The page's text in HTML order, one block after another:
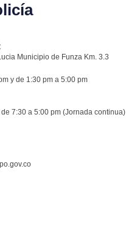
Municipio de Funza Km. 3.3
y de 1:30 pm a 5:00 pm
7:30 a 5:00 pm (Jornada continua)